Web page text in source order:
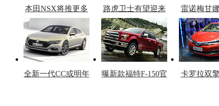
本田NSX将推更多
车型
路虎卫士有望迎来
复产
雷诺梅甘
官
全新一代CC或明年
曝新款福特F-150官
卡罗拉双